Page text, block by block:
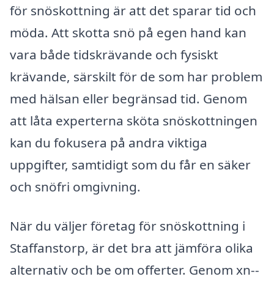
för snöskottning är att det sparar tid och
möda. Att skotta snö på egen hand kan
vara både tidskrävande och fysiskt
krävande, särskilt för de som har problem
med hälsan eller begränsad tid. Genom
att låta experterna sköta snöskottningen
kan du fokusera på andra viktiga
uppgifter, samtidigt som du får en säker
och snöfri omgivning.
När du väljer företag för snöskottning i
Staffanstorp, är det bra att jämföra olika
alternativ och be om offerter. Genom xn--